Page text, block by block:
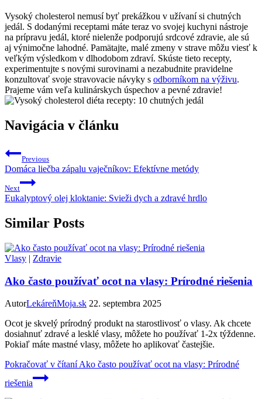
Vysoký‌ cholesterol nemusí byť prekážkou v užívaní si chutných
jedál. S dodanými receptami máte teraz vo svojej kuchyni nástroje
na prípravu jedál,⁤ ktoré ⁤nielenže podporujú ​srdcové⁢ zdravie, ale sú
aj⁢ výnimočne⁤ lahodné. Pamätajte, malé⁣ zmeny ⁣v strave môžu viesť k
veľkým ⁤výsledkom v ‌dlhodobom zdraví. Skúste tieto recepty,
experimentujte s novými surovinami ‌a‌ nezabudnite pravidelne
konzultovať​ svoje stravovacie‍ návyky s odborníkom na​ výživu.
Prajeme vám veľa ⁢kulinárskych úspechov ⁣a pevné⁣ zdravie!
Navigácia v článku
Previous
Domáca liečba zápalu vaječníkov: Efektívne metódy
Next
Eukalyptový olej kloktanie: Svieži dych a zdravé hrdlo
Similar Posts
Vlasy | Zdravie
Ako často používať ocot na vlasy: Prírodné riešenia
AutorLekáreňMoja.sk 22. septembra 2025
Ocot je skvelý prírodný produkt na starostlivosť o vlasy. Ak chcete
dosiahnuť zdravé a lesklé vlasy, môžete ho používať 1-2x týždenne.
Pokiaľ máte mastné vlasy, môžete ho aplikovať častejšie.
Pokračovať v čítaníAko často používať ocot na vlasy: Prírodné
riešenia